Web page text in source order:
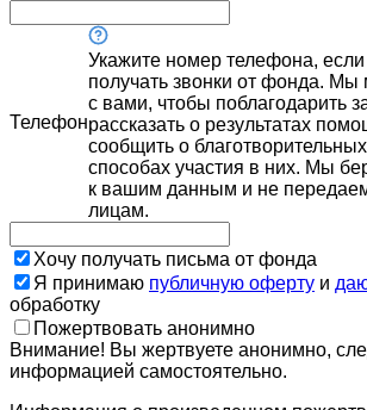
Телефон
Укажите номер телефона,
получать звонки от фонда. Мы
с вами, чтобы поблагодарить
рассказать о результатах
сообщить о
способах участия в них. Мы
к вашим данным и не
лицам.
Хочу получать письма от фонда
Я принимаю публичную оферту и
обработку
Пожертвовать анонимно
Внимание! Вы жертвуете анонимно,
информацией самостоятельно.